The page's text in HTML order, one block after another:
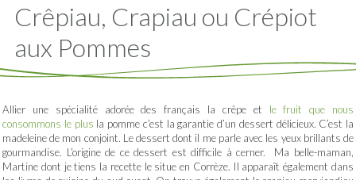
Crêpiau, Crapiau ou Crépiot
aux Pommes
Allier une spécialité adorée des français la crêpe et le fruit que nous
consommons le plus la pomme c’est la garantie d’un dessert délicieux. C’est la
madeleine de mon conjoint. Le dessert dont il me parle avec les yeux brillants de
gourmandise. L’origine de ce dessert est difficile à cerner. Ma belle-maman,
Martine dont je tiens la recette le situe en Corrèze. Il apparaît également dans